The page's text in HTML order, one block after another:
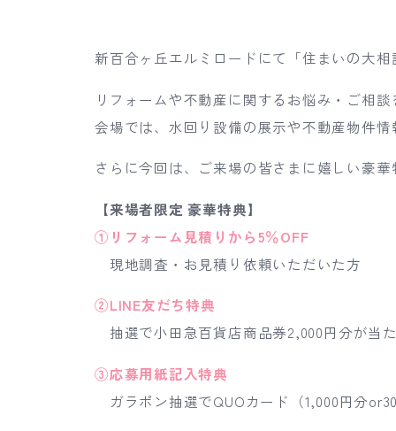
新百合ヶ丘エルミロードにて「住まいの大
リフォームや不動産に関するお悩み・ご相
会場では、水回り設備の展示や不動産物件
さらに今回は、ご来場の皆さまに嬉しい豪
【来場者限定 豪華特典】
①リフォーム見積りから5％OFF
現地調査・お見積り依頼いただいた方
②LINE友だち特典
抽選で小田急百貨店商品券2,000円分が当
③応募用紙記入特典
ガラポン抽選でQUOカード（1,000円分